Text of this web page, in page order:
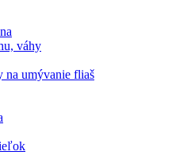
váhy
na umývanie fliaš